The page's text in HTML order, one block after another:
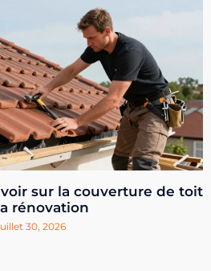
sur la couverture de toit
rénovation
30, 2026